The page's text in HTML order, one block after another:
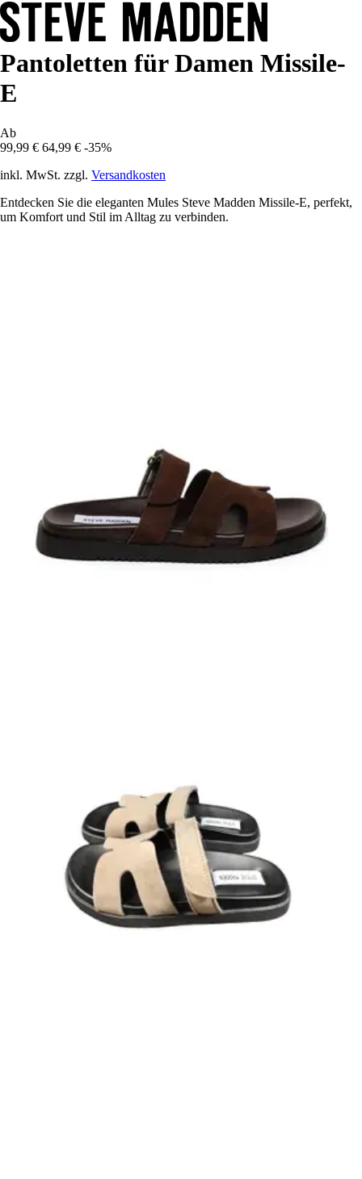
Pantoletten für Damen Missile-
E
Ab
99,99 € 64,99 € -35%
inkl. MwSt. zzgl. Versandkosten
Entdecken Sie die eleganten Mules Steve Madden Missile-E, perfekt,
um Komfort und Stil im Alltag zu verbinden.